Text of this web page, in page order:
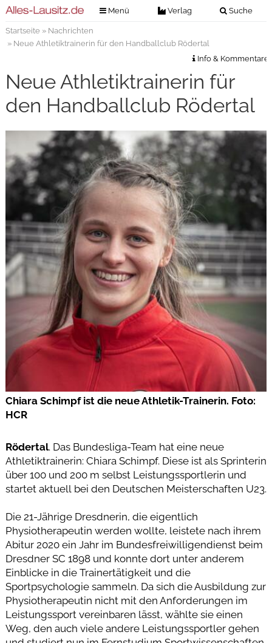
Menü Verlag Suche
Verlag
Kontakt
Impressum
Veranstaltungstickets
Anzeigenannahme
Anzeigensuche
Digitale Ausgaben
Startseite» Nachrichten
» Neue Athletiktrainerin für den Handballclub Rödertal
Info & Kommentare
Neue Athletiktrainerin für
den Handballclub Rödertal
Chiara Schimpf ist die neue Athletik-Trainerin. Foto:
HCR
Rödertal. Das Bundesliga-Team hat eine neue
Athletiktrainerin: Chiara Schimpf. Diese ist als Sprinterin
über 100 und 200 m selbst Leistungssportlerin und
startet aktuell bei den Deutschen Meisterschaften U23.
Die 21-Jährige Dresdnerin, die eigentlich
Physiotherapeutin werden wollte, leistete nach ihrem
Abitur 2020 ein Jahr im Bundesfreiwilligendienst beim
Dresdner SC 1898 und konnte dort unter anderem
Einblicke in die Trainertätigkeit und die
Sportpsychologie sammeln. Da sich die Ausbildung zur
Physiotherapeutin nicht mit den Anforderungen im
Leistungssport vereinbaren lässt, wählte sie einen
Weg, den auch viele andere Leistungssportler gehen